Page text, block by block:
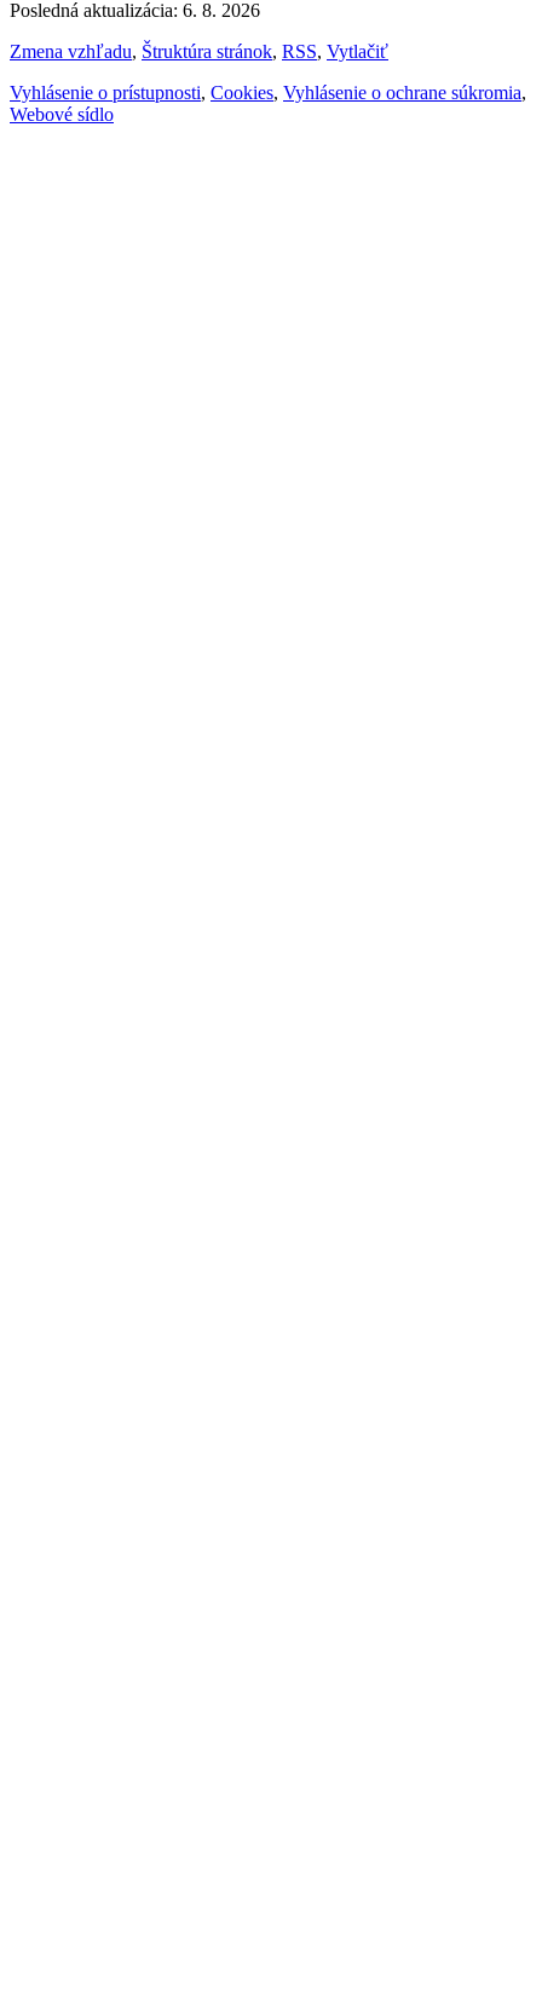
Posledná aktualizácia: 6. 8. 2026
Zmena vzhľadu, Štruktúra stránok, RSS, Vytlačiť
Vyhlásenie o prístupnosti, Cookies, Vyhlásenie o ochrane súkromia,
Webové sídlo